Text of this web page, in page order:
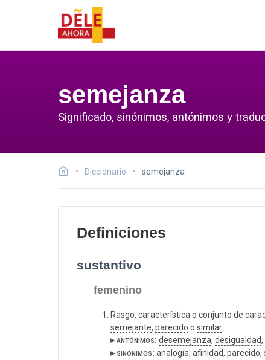
semejanza
Significado, sinónimos, antónimos y
Diccionario semejanza
Definiciones
sustantivo
femenino
Rasgo, característicao conjunto de
semejante, parecido o similar.
▸ antónimos: desemejanza, desigualdad,
▸ sinónimos: analogía, afinidad, parecido,